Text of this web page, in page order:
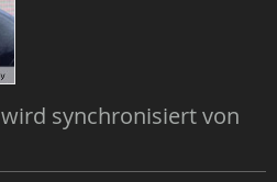
wird synchronisiert von